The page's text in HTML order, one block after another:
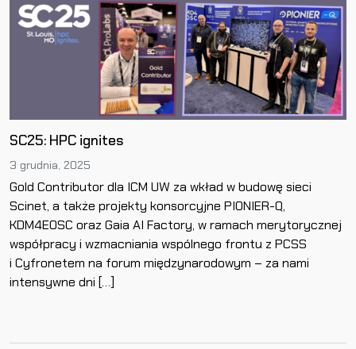
SC25: HPC ignites
3 grudnia, 2025
Gold Contributor dla ICM UW za wkład w budowę sieci
Scinet, a także projekty konsorcyjne PIONIER-Q,
KDM4EOSC oraz Gaia AI Factory, w ramach merytorycznej
współpracy i wzmacniania wspólnego frontu z PCSS
i Cyfronetem na forum międzynarodowym – za nami
intensywne dni […]